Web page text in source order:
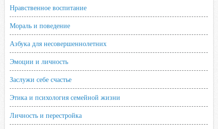
Нравственное воспитание
Мораль и поведение
Азбука для несовершеннолетних
Эмоции и личность
Заслужи себе счастье
Этика и психология семейной жизни
Личность и перестройка